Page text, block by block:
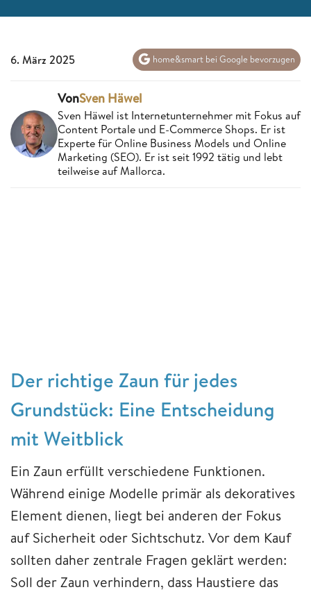
6. März 2025 home&smart bei Google bevorzugen
VonSven Häwel
Sven Häwel ist Internetunternehmer mit Fokus auf
Content Portale und E-Commerce Shops. Er ist
Experte für Online Business Models und Online
Marketing (SEO). Er ist seit 1992 tätig und lebt
teilweise auf Mallorca.
Der richtige Zaun für jedes
Grundstück: Eine Entscheidung
mit Weitblick
Ein Zaun erfüllt verschiedene Funktionen.
Während einige Modelle primär als dekoratives
Element dienen, liegt bei anderen der Fokus
auf Sicherheit oder Sichtschutz. Vor dem Kauf
sollten daher zentrale Fragen geklärt werden:
Soll der Zaun verhindern, dass Haustiere das